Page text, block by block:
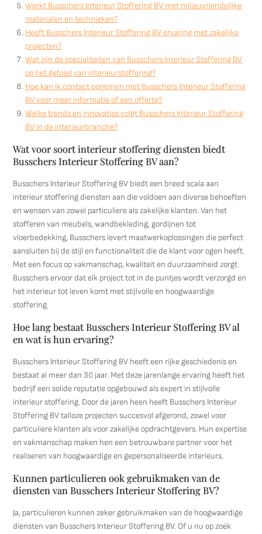
Werkt Busschers Interieur Stoffering BV met milieuvriendelijke
materialen en technieken?
Heeft Busschers Interieur Stoffering BV ervaring met zakelijke
projecten?
Wat zijn de specialiteiten van Busschers Interieur Stoffering BV
op het gebied van interieurstoffering?
Hoe kan ik contact opnemen met Busschers Interieur Stoffering
BV voor meer informatie of een offerte?
Welke trends en innovaties volgt Busschers Interieur Stoffering
BV in de interieurbranche?
Wat voor soort interieur stoffering diensten biedt
Busschers Interieur Stoffering BV aan?
Busschers Interieur Stoffering BV biedt een breed scala aan
interieur stoffering diensten aan die voldoen aan diverse behoeften
en wensen van zowel particuliere als zakelijke klanten. Van het
stofferen van meubels, wandbekleding, gordijnen tot
vloerbedekking, Busschers levert maatwerkoplossingen die perfect
aansluiten bij de stijl en functionaliteit die de klant voor ogen heeft.
Met een focus op vakmanschap, kwaliteit en duurzaamheid zorgt
Busschers ervoor dat elk project tot in de puntjes wordt verzorgd en
het interieur tot leven komt met stijlvolle en hoogwaardige
stoffering.
Hoe lang bestaat Busschers Interieur Stoffering BV al
en wat is hun ervaring?
Busschers Interieur Stoffering BV heeft een rijke geschiedenis en
bestaat al meer dan 30 jaar. Met deze jarenlange ervaring heeft het
bedrijf een solide reputatie opgebouwd als expert in stijlvolle
interieur stoffering. Door de jaren heen heeft Busschers Interieur
Stoffering BV talloze projecten succesvol afgerond, zowel voor
particuliere klanten als voor zakelijke opdrachtgevers. Hun expertise
en vakmanschap maken hen een betrouwbare partner voor het
realiseren van hoogwaardige en gepersonaliseerde interieurs.
Kunnen particulieren ook gebruikmaken van de
diensten van Busschers Interieur Stoffering BV?
Ja, particulieren kunnen zeker gebruikmaken van de hoogwaardige
diensten van Busschers Interieur Stoffering BV. Of u nu op zoek